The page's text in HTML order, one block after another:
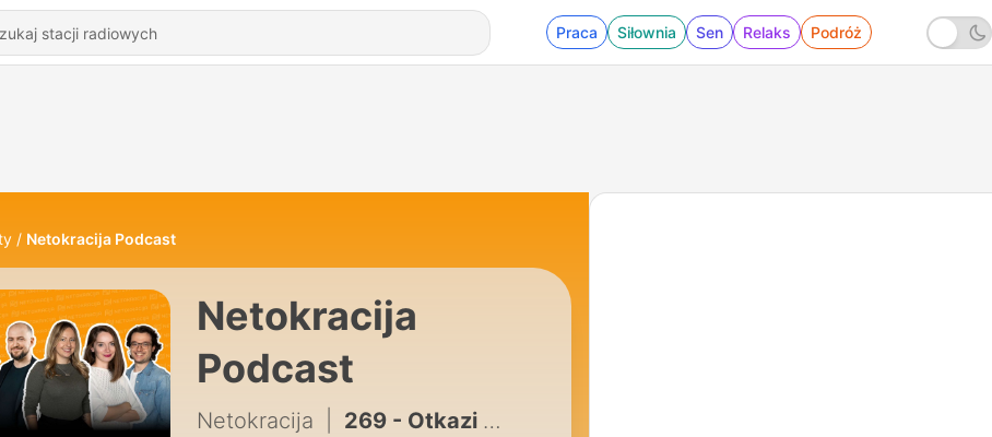
Praca Siłownia Sen Relaks Podróż
Netokracija Podcast
Netokracija
Podcast
Netokracija 269 - Otkazi nisu završili - Zašto je IT u regiji izgubio osjećaj sigurnosti?